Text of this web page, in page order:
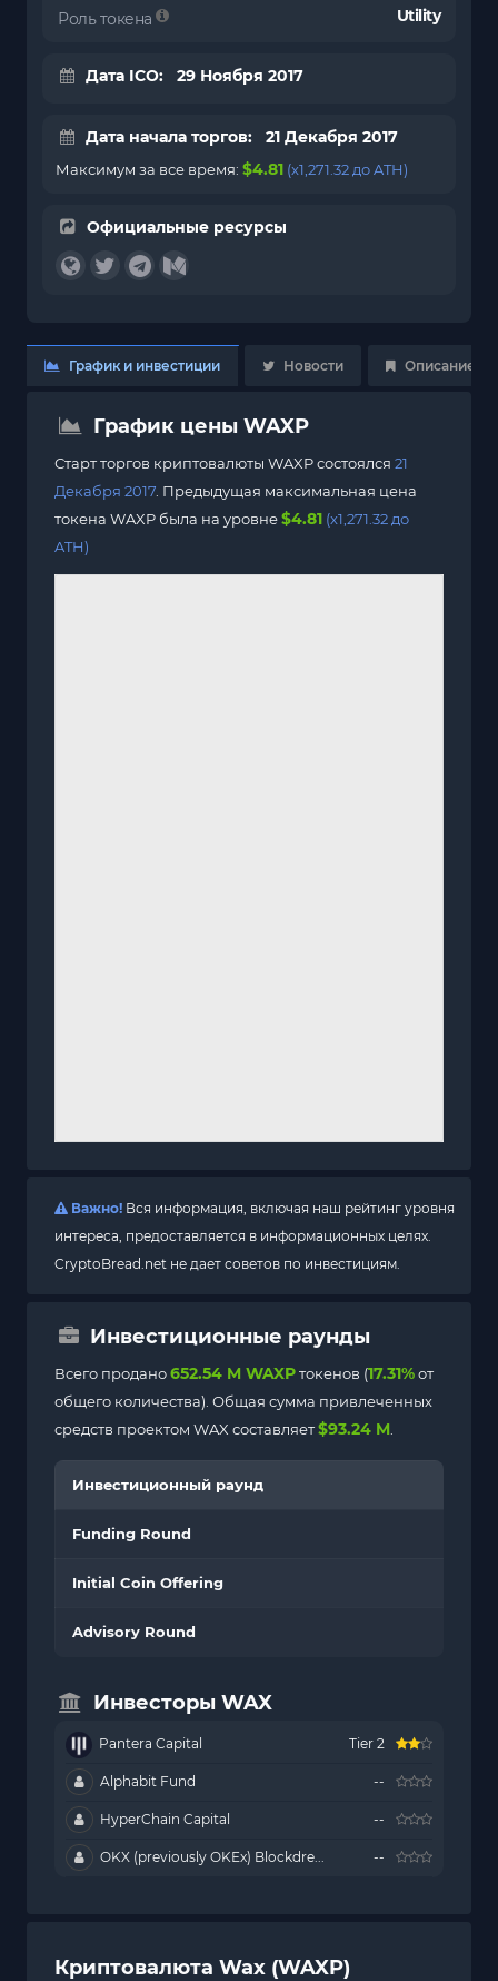
Роль токена Utility
Дата ICO: 29 Ноября 2017
Дата начала торгов: 21 Декабря 2017
Максимум за все время: $4.81 (x1,271.32 до ATH)
Официальные ресурсы
График и инвестиции Новости Описание
График цены WAXP
Старт торгов криптовалюты WAXP состоялся 21
Декабря 2017 . Предыдущая максимальная цена
токена WAXP была на уровне$4.81 (x1,271.32 до
ATH)
Важно! Вся информация, включая наш рейтинг уровня
интереса, предоставляется в информационных целях.
CryptoBread.net не дает советов по инвестициям.
Инвестиционные раунды
Всего продано652.54 M WAXPтокенов (17.31%от
общего количества). Общая сумма привлеченных
средств проектом WAX составляет$93.24 M
Инвестиционный раунд
Funding Round
Initial Coin Offering
Advisory Round
Инвесторы WAX
Pantera Capital Tier 2
Alphabit Fund --
HyperChain Capital --
OKX (previously OKEx) Blockdre... --
Криптовалюта Wax (WAXP)